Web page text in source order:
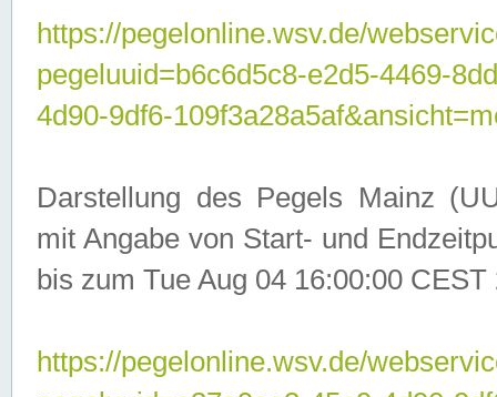
https://pegelonline.wsv.de/
pegeluuid=b6c6d5c8-e2d5-4469-
4d90-9df6-
Darstellung des Pegels Mainz
mit Angabe von Start- und
bis zum Tue Aug 04 16:00:00 CEST
https://pegelonline.wsv.de/